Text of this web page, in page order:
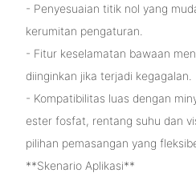
- Penyesuaian titik nol yang
kerumitan pengaturan.
- Fitur keselamatan bawaan
diinginkan jika terjadi kegagalan.
- Kompatibilitas luas dengan
ester fosfat, rentang suhu dan
pilihan pemasangan yang
**Skenario Aplikasi**